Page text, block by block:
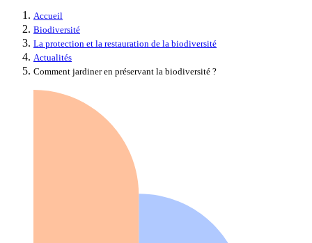
Accueil
Biodiversité
La protection et la restauration de la biodiversité
Actualités
Comment jardiner en préservant la biodiversité ?